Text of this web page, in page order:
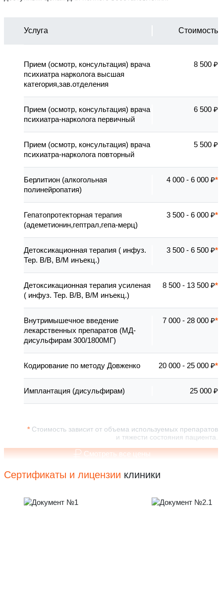
Стоимость зависит от объема используемых препаратов
и тяжести состояния пациента.
Услуга Стоимость
Прием (осмотр, консультация) врача
психиатра нарколога высшая
категория,зав.отделения
8 500 ₽
Прием (осмотр, консультация) врача
психиатра-нарколога первичный
6 500 ₽
Прием (осмотр, консультация) врача
психиатра-нарколога повторный
5 500 ₽
Берлитион (алкогольная
полинейропатия)
4 000 - 6 000 ₽
Гепатопротекторная терапия
(адеметионин,гептрал,гепа-мерц)
3 500 - 6 000 ₽
Детоксикационная терапия ( инфуз.
Тер. В/В, В/М инъекц.)
3 500 - 6 500 ₽
Детоксикационная терапия усиленая
( инфуз. Тер. В/В, В/М инъекц.)
8 500 - 13 500 ₽
Внутримышечное введение
лекарственных препаратов (МД-
дисульфирам 300/1800МГ)
7 000 - 28 000 ₽
Кодирование по методу Довженко 20 000 - 25 000 ₽
Имплантация (дисульфирам) 25 000 ₽
Смотреть все цены
Сертификаты и лицензии клиники